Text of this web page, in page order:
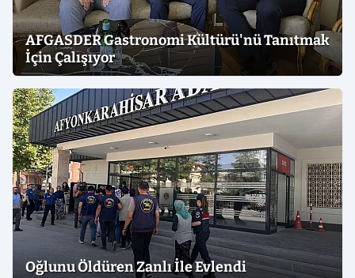
AFGASDER Gastronomi Kültürü'nü Tanıtmak
İçin Çalışıyor
Oğlunu Öldüren Zanlı İle Evlendi